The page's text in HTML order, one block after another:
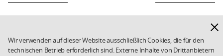
Wir verwenden auf dieser Website ausschließlich Cookies, die für den
technischen Betrieb erforderlich sind. Externe Inhalte von Drittanbietern
Links/Kleingedrucktes
Impressum
Cookies
Copyright 2026 SPD